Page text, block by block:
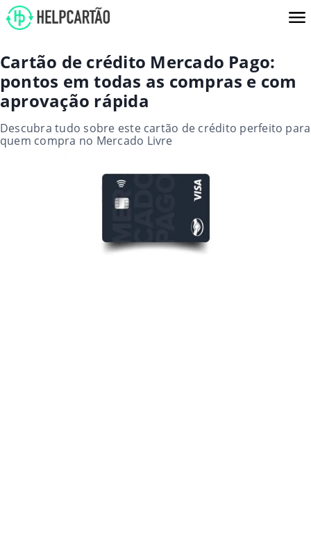
Cartão de crédito Mercado Pago:
pontos em todas as compras e com
aprovação rápida
Descubra tudo sobre este cartão de crédito perfeito para
quem compra no Mercado Livre